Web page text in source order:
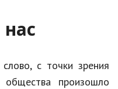
с точки зрения
общества произошло